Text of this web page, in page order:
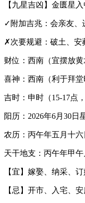
【九星吉凶】金匮星
✓附加吉兆：会亲友、
✗次要规避：破土、安
财位：西南（宜摆放黄
喜神：西南（利于拜堂
吉时：申时（15-17点
阳历：2026年6月30日
农历：丙午年五月十六
天干地支：丙午年甲午
【宜】嫁娶、纳采、
【忌】开市、入宅、